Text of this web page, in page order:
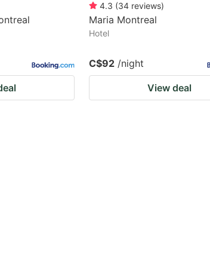
4.3 (34 reviews)
Maria Montreal
Hotel
C$92 /night
View deal